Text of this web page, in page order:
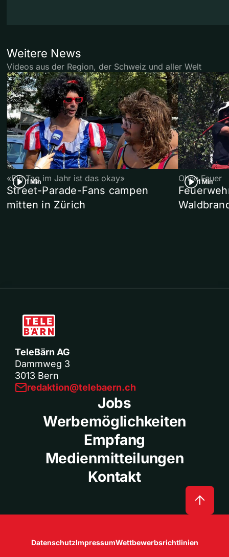
Weitere News
Videos aus der Region, der Schweiz und aller Welt
1 Min
«Ein Tag im Jahr ist das okay»
Street-Parade-Fans campen
mitten in Zürich
1 Min
Ohne Feuer
TeleBärn AG
Dammweg 3
3013 Bern
redaktion@telebaern.ch
Jobs
Werbemöglichkeiten
Empfang
Medienmitteilungen
Kontakt
DatenschutzImpressumWettbewerbsrichtlinien